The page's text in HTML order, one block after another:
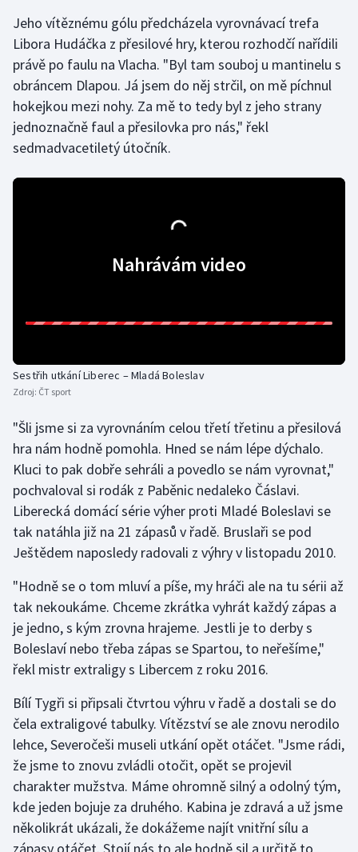
Judo
Krasobruslení
Lezení
Plážový volejbal
Ragby
Rychlobruslení
Rychlostní kanoistika
Short track
Sportovní střelba
Stolní tenis
Triatlon
Veslování
Vodní slalom
Volejbal
Ostatní
Jeho vítěznému gólu předcházela vyrovnávací trefa
Libora Hudáčka z přesilové hry, kterou rozhodčí nařídili
právě po faulu na Vlacha. "Byl tam souboj u mantinelu s
obráncem Dlapou. Já jsem do něj strčil, on mě píchnul
hokejkou mezi nohy. Za mě to tedy byl z jeho strany
jednoznačně faul a přesilovka pro nás," řekl
sedmadvacetiletý útočník.
Nahrávám video
Sestřih utkání Liberec – Mladá Boleslav
Zdroj: ČT sport
"Šli jsme si za vyrovnáním celou třetí třetinu a přesilová
hra nám hodně pomohla. Hned se nám lépe dýchalo.
Kluci to pak dobře sehráli a povedlo se nám vyrovnat,"
pochvaloval si rodák z Paběnic nedaleko Čáslavi.
Liberecká domácí série výher proti Mladé Boleslavi se
tak natáhla již na 21 zápasů v řadě. Bruslaři se pod
Ještědem naposledy radovali z výhry v listopadu 2010.
"Hodně se o tom mluví a píše, my hráči ale na tu sérii až
tak nekoukáme. Chceme zkrátka vyhrát každý zápas a
je jedno, s kým zrovna hrajeme. Jestli je to derby s
Boleslaví nebo třeba zápas se Spartou, to neřešíme,"
řekl mistr extraligy s Libercem z roku 2016.
Bílí Tygři si připsali čtvrtou výhru v řadě a dostali se do
čela extraligové tabulky. Vítězství se ale znovu nerodilo
lehce, Severočeši museli utkání opět otáčet. "Jsme rádi,
že jsme to znovu zvládli otočit, opět se projevil
charakter mužstva. Máme ohromně silný a odolný tým,
kde jeden bojuje za druhého. Kabina je zdravá a už jsme
několikrát ukázali, že dokážeme najít vnitřní sílu a